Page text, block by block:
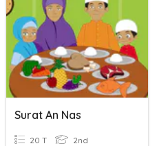
Surat An Nas
20 T 2nd